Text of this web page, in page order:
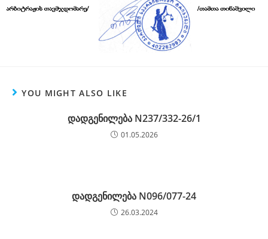
YOU MIGHT ALSO LIKE
დადგენილება N237/332-26/1
01.05.2026
დადგენილება N096/077-24
26.03.2024